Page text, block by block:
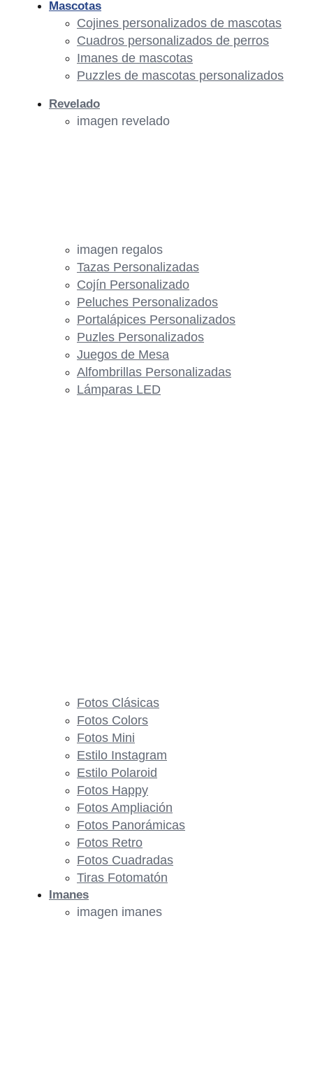
imagen regalos
Tazas Personalizadas
Cojín Personalizado
Peluches Personalizados
Portalápices Personalizados
Puzles Personalizados
Juegos de Mesa
Alfombrillas Personalizadas
Lámparas LED
Mascotas
Cojines personalizados de mascotas
Cuadros personalizados de perros
Imanes de mascotas
Puzzles de mascotas personalizados
Revelado
imagen revelado
Fotos Clásicas
Fotos Colors
Fotos Mini
Estilo Instagram
Estilo Polaroid
Fotos Happy
Fotos Ampliación
Fotos Panorámicas
Fotos Retro
Fotos Cuadradas
Tiras Fotomatón
Imanes
imagen imanes